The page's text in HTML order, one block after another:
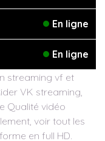
En ligne
En ligne
streaming vf et
VK streaming,
Qualité vidéo
voir tout les
en full HD.